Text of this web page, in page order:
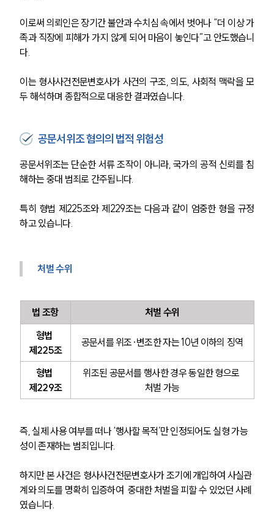
그룹소개
그룹소개
대륜의 강점
고객의 소리
통합검색
이로써 의뢰인은 장기간 불안과 수치심 속에서 벗어나 “더 이상 가
족과 직장에 피해가 가지 않게 되어 마음이 놓인다”고 안도했습니
다.
이는 형사사건전문변호사가 사건의 구조, 의도, 사회적 맥락을 모
두 해석하며 종합적으로 대응한 결과였습니다.
공문서위조 혐의의 법적 위험성
공문서위조는 단순한 서류 조작이 아니라, 국가의 공적 신뢰를 침
해하는 중대 범죄로 간주됩니다.
특히 형법 제225조와 제229조는 다음과 같이 엄중한 형을 규정
하고 있습니다.
처벌 수위
법 조항
처벌 수위
형법
제225조
공문서를 위조·변조한 자는 10년 이하의 징역
형법
제229조
위조된 공문서를 행사한 경우 동일한 형으로
처벌 가능
즉, 실제 사용 여부를 떠나 ‘행사할 목적’만 인정되어도 실형 가능
성이 존재하는 범죄입니다.
하지만 본 사건은 형사사건전문변호사가 조기에 개입하여 사실관
계와 의도를 명확히 입증하여  중대한 처벌을 피할 수 있었던 사례
였습니다.